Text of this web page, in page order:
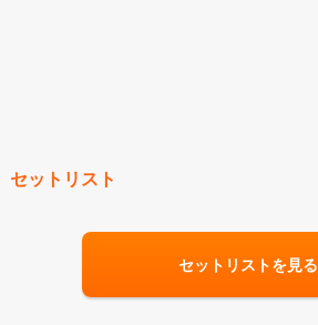
セットリスト
セットリストを見る